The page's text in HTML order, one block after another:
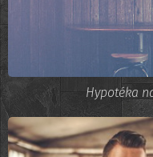
Hypotéka